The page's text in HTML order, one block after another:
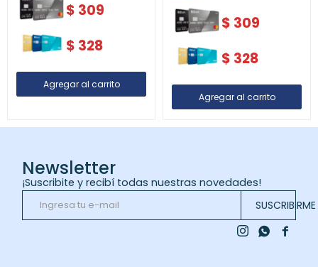
$ 309
$ 328
$ 309
$ 328
Newsletter
¡Suscribite y recibí todas nuestras novedades!
SUSCRIBIRME

 